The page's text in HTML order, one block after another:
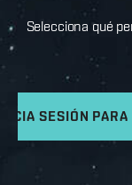
Selecciona qué
SESIÓN